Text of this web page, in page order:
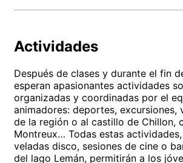
Actividades
Después de clases y durante el fin
esperan apasionantes actividades
organizadas y coordinadas por el
animadores: deportes, excursiones,
de la región o al castillo de Chillon,
Montreux… Todas estas
veladas disco, sesiones de cine o
del lago Lemán, permitirán a los